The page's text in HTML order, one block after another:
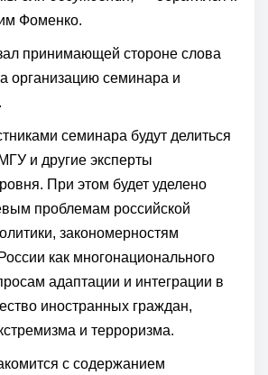
Фоменко.
принимающей стороне слова
организацию семинара и
семинара будут делиться
и другие эксперты
При этом будет уделено
проблемам российской
закономерностям
как многонационального
адаптации и интеграции в
иностранных граждан,
и терроризма.
с содержанием